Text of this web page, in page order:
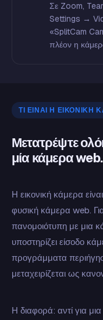
Σε Zoom,
Settings →
«SplitCam
πλέον η
ΤΙ ΕΊΝΑΙ Η ΕΙΚΟΝΙΚΉ
Μετατρέψτε
μία κάμερα web.
Η εικονική κάμερα
φυσική κάμερα web.
πανομοιότυπη με μια
υποστηρίζει είσοδο
προγράμματα
μεταχειρίζεται ως
Η διαφορά: αντί για